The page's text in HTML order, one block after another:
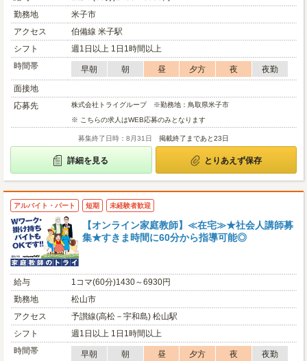
勤務地
米子市
アクセス
伯備線 米子駅
シフト
週1日以上 1日1時間以上
時間帯
早朝 朝 昼 夕方 夜
夜勤
面接地
応募先
株式会社トライグループ ※勤務地：鳥取県米子市
※ こちらの求人はWEB応募のみとなります
募集終了日時：8月31日 掲載終了まであと23日
詳細を見る とりあえず保存
アルバイト・パート 短期 未経験者歓迎
【オンライン家庭教師】≪在宅≫★社会人講師募
集★すきま時間に60分から指導可能◎
給与
1コマ(60分)1430～6930円
勤務地
松山市
アクセス
予讃線(高松－宇和島) 松山駅
シフト
週1日以上 1日1時間以上
時間帯
早朝 朝 昼 夕方 夜
夜勤